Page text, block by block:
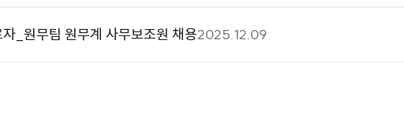
_원무팀 원무계 사무보조원 채용2025.12.09